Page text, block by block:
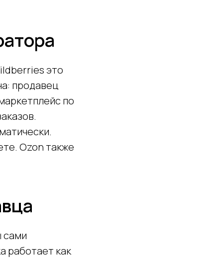
это
продавец
по
Ozon также
сами
работает как